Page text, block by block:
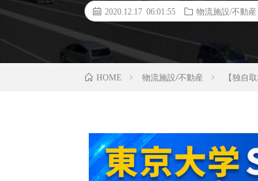
2020.12.17 06:01:55 物流施設/不動産
HOME 物流施設/不動産 【独自